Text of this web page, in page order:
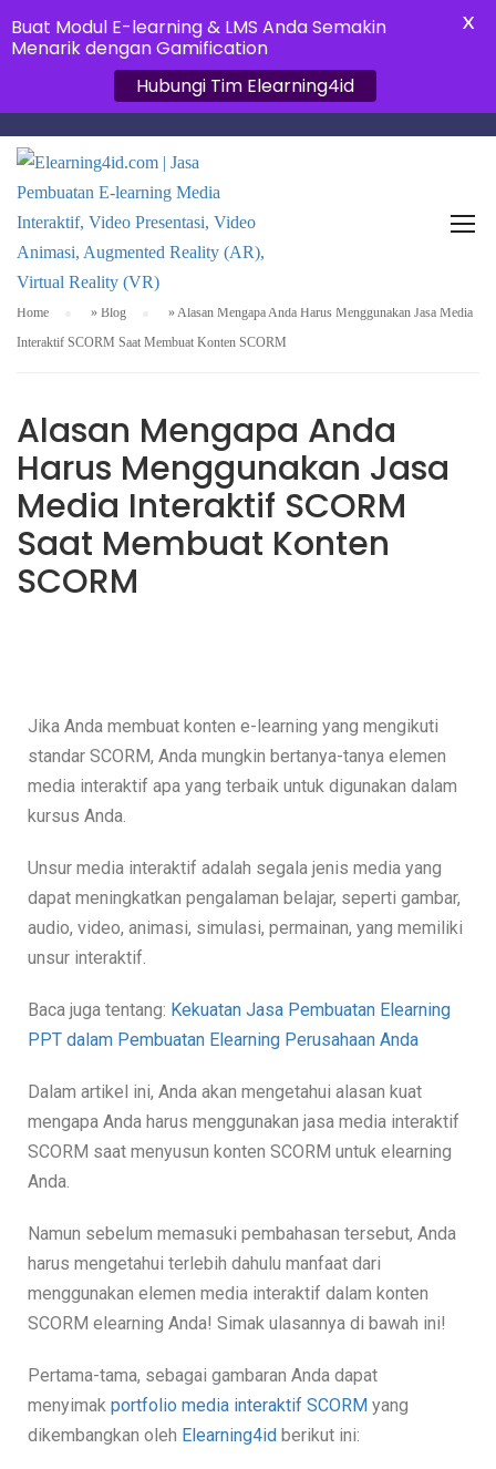
APLIKASI E-LEARNING
Home » Blog »Alasan Mengapa Anda Harus Menggunakan Jasa Media
Interaktif SCORM Saat Membuat Konten SCORM
Alasan Mengapa Anda
Harus Menggunakan Jasa
Media Interaktif SCORM
Saat Membuat Konten
SCORM
Jika Anda membuat konten e-learning yang mengikuti
standar SCORM, Anda mungkin bertanya-tanya elemen
media interaktif apa yang terbaik untuk digunakan dalam
kursus Anda.
Unsur media interaktif adalah segala jenis media yang
dapat meningkatkan pengalaman belajar, seperti gambar,
audio, video, animasi, simulasi, permainan, yang memiliki
unsur interaktif.
Baca juga tentang: Kekuatan Jasa Pembuatan Elearning
PPT dalam Pembuatan Elearning Perusahaan Anda
Dalam artikel ini, Anda akan mengetahui alasan kuat
mengapa Anda harus menggunakan jasa media interaktif
SCORM saat menyusun konten SCORM untuk elearning
Anda.
Namun sebelum memasuki pembahasan tersebut, Anda
harus mengetahui terlebih dahulu manfaat dari
menggunakan elemen media interaktif dalam konten
SCORM elearning Anda! Simak ulasannya di bawah ini!
Pertama-tama, sebagai gambaran Anda dapat
menyimak portfolio media interaktif SCORM yang
dikembangkan oleh Elearning4id berikut ini:
Buat Modul E-learning & LMS Anda Semakin
Menarik dengan Gamification
Hubungi Tim Elearning4id
X